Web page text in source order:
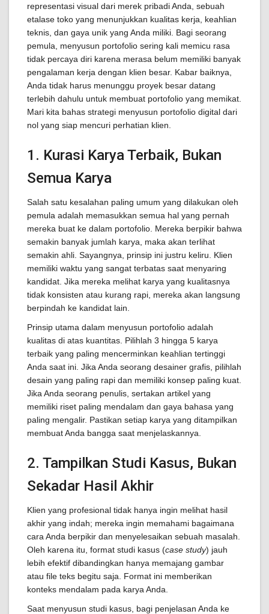
representasi visual dari merek pribadi Anda, sebuah
etalase toko yang menunjukkan kualitas kerja, keahlian
teknis, dan gaya unik yang Anda miliki. Bagi seorang
pemula, menyusun portofolio sering kali memicu rasa
tidak percaya diri karena merasa belum memiliki banyak
pengalaman kerja dengan klien besar. Kabar baiknya,
Anda tidak harus menunggu proyek besar datang
terlebih dahulu untuk membuat portofolio yang memikat.
Mari kita bahas strategi menyusun portofolio digital dari
nol yang siap mencuri perhatian klien.
1. Kurasi Karya Terbaik, Bukan
Semua Karya
Salah satu kesalahan paling umum yang dilakukan oleh
pemula adalah memasukkan semua hal yang pernah
mereka buat ke dalam portofolio. Mereka berpikir bahwa
semakin banyak jumlah karya, maka akan terlihat
semakin ahli. Sayangnya, prinsip ini justru keliru. Klien
memiliki waktu yang sangat terbatas saat menyaring
kandidat. Jika mereka melihat karya yang kualitasnya
tidak konsisten atau kurang rapi, mereka akan langsung
berpindah ke kandidat lain.
Prinsip utama dalam menyusun portofolio adalah
kualitas di atas kuantitas. Pilihlah 3 hingga 5 karya
terbaik yang paling mencerminkan keahlian tertinggi
Anda saat ini. Jika Anda seorang desainer grafis, pilihlah
desain yang paling rapi dan memiliki konsep paling kuat.
Jika Anda seorang penulis, sertakan artikel yang
memiliki riset paling mendalam dan gaya bahasa yang
paling mengalir. Pastikan setiap karya yang ditampilkan
membuat Anda bangga saat menjelaskannya.
2. Tampilkan Studi Kasus, Bukan
Sekadar Hasil Akhir
Klien yang profesional tidak hanya ingin melihat hasil
akhir yang indah; mereka ingin memahami bagaimana
cara Anda berpikir dan menyelesaikan sebuah masalah.
Oleh karena itu, format studi kasus (case study) jauh
lebih efektif dibandingkan hanya memajang gambar
atau file teks begitu saja. Format ini memberikan
konteks mendalam pada karya Anda.
Saat menyusun studi kasus, bagi penjelasan Anda ke